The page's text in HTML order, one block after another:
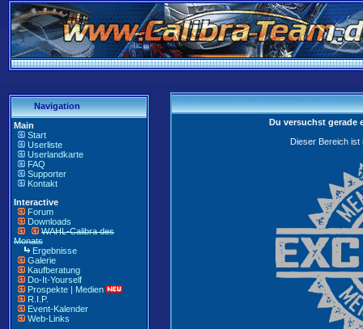
Navigation
Main
Start
Userliste
Userlandkarte
FAQ
Supporter
Kontakt
Interactive
Forum
Downloads
WAHL-Calibra des
Monats
Ergebnisse
Galerie
Kaufberatung
Do-It-Yourself
Prospekte | Medien
R.I.P.
Event-Kalender
Web-Links
Du versuchst gerade
Dieser Bereich ist